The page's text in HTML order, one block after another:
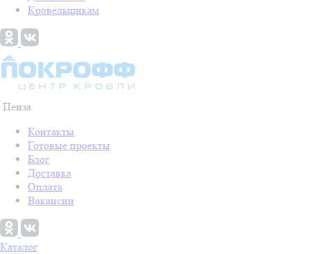
Кровельщикам
Пенза
Контакты
Готовые проекты
Блог
Доставка
Оплата
Вакансии
Каталог